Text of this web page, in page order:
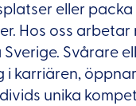
eller
Hos oss
Svårare
karriären,
unika